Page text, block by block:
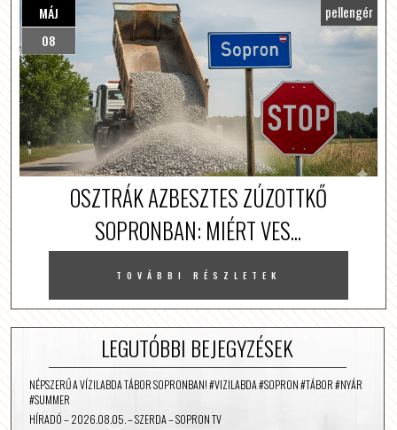
MÁJ
08
pellengér
OSZTRÁK AZBESZTES ZÚZOTTKŐ
SOPRONBAN: MIÉRT VES...
TOVÁBBI RÉSZLETEK
LEGUTÓBBI BEJEGYZÉSEK
NÉPSZERŰ A VÍZILABDA TÁBOR SOPRONBAN! #VIZILABDA #SOPRON #TÁBOR #NYÁR
#SUMMER
HÍRADÓ – 2026.08.05. – SZERDA – SOPRON TV